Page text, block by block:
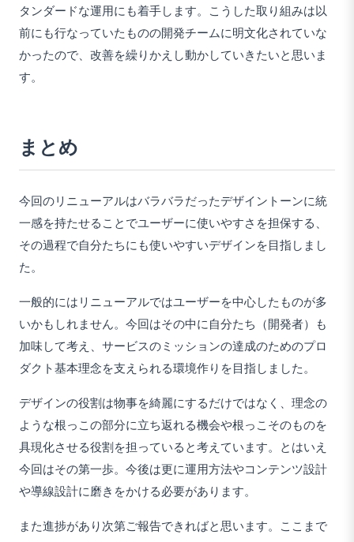
タンダードな運用にも着手します。こうした取り組みは以
前にも行なっていたものの開発チームに明文化されていな
かったので、改善を繰りかえし動かしていきたいと思いま
す。
まとめ
今回のリニューアルはバラバラだったデザイントーンに統
一感を持たせることでユーザーに使いやすさを担保する、
その過程で自分たちにも使いやすいデザインを目指しまし
た。
一般的にはリニューアルではユーザーを中心したものが多
いかもしれません。今回はその中に自分たち（開発者）も
加味して考え、サービスのミッションの達成のためのプロ
ダクト基本理念を支えられる環境作りを目指しました。
デザインの役割は物事を綺麗にするだけではなく、理念の
ような根っこの部分に立ち返れる機会や根っこそのものを
具現化させる役割を担っていると考えています。とはいえ
今回はその第一歩。今後は更に運用方法やコンテンツ設計
や導線設計に磨きをかける必要があります。
また進捗があり次第ご報告できればと思います。ここまで